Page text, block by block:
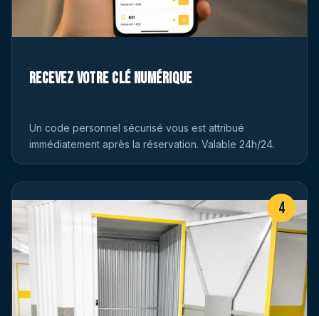
Recevez votre clé numérique
Un code personnel sécurisé vous est attribué
immédiatement après la réservation. Valable 24h/24.
4